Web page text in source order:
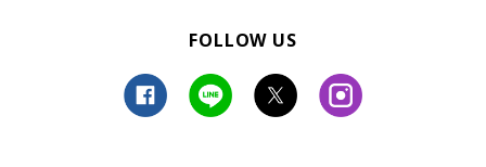
FOLLOW US